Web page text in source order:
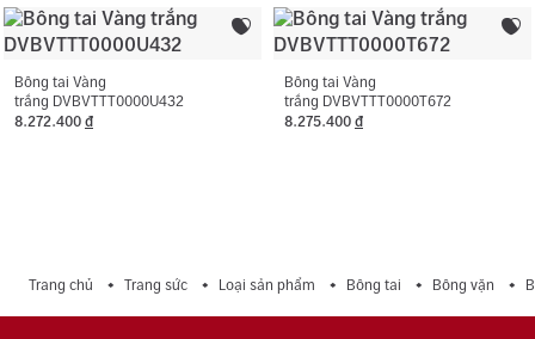
Bông tai Vàng
trắng DVBVTTT0000U432
8.272.400 đ
Bông tai Vàng
trắng DVBVTTT0000T672
8.275.400 đ
Trang chủ Trang sức Loại sản phẩm Bông tai Bông vặn